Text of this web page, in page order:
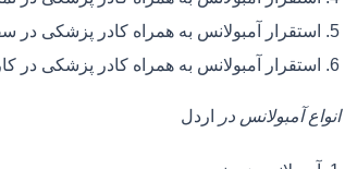
استقرار آمبولانس به همراه کادر پزشکی
استقرار آمبولانس به همراه کادر پزشکی در
انواع آمبولانس در اردل